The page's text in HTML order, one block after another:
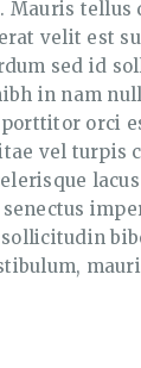
Mauris
velit est
sed id
in nam
orci
vel turpis